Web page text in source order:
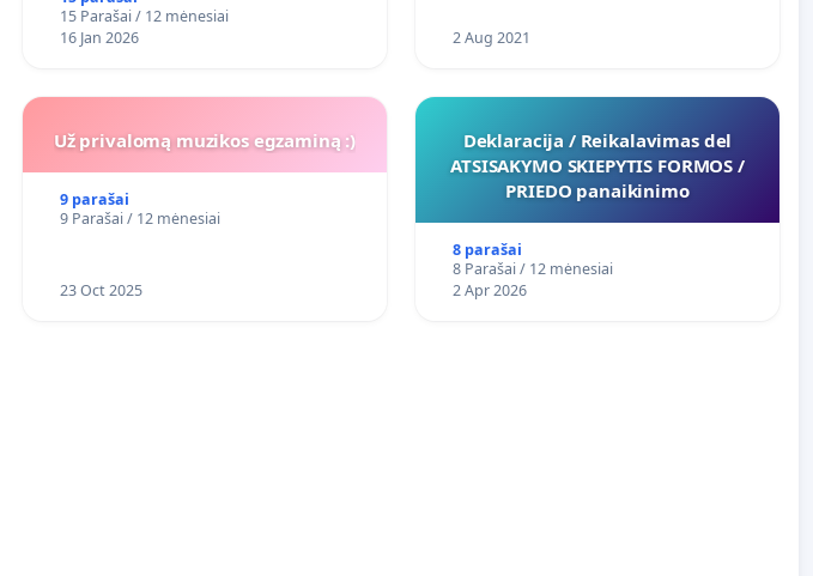
15 Parašai / 12 mėnesiai
16 Jan 2026
2 Aug 2021
Už privalomą muzikos egzaminą :)
9 parašai
9 Parašai / 12 mėnesiai
23 Oct 2025
Deklaracija / Reikalavimas del
ATSISAKYMO SKIEPYTIS FORMOS /
PRIEDO panaikinimo
8 parašai
8 Parašai / 12 mėnesiai
2 Apr 2026